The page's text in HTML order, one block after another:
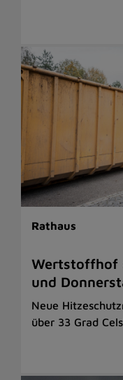
Rathaus
Wertstoffhof
und
Neue
über 33 Grad